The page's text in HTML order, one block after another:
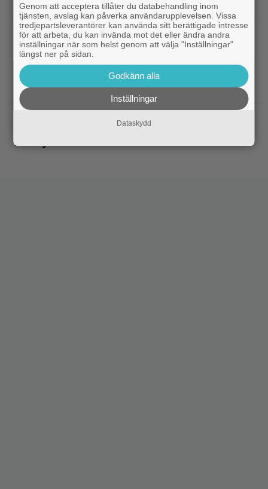
Hussein i ny thrillerserie – se trailern här
Gustaf Skarsgård| Gustaf Skarsgård spelar
demonregissör i internationell skräckthriller
Disney
Disney-chefen försvarar årets
biofloppar: ”Kommer gå bra på streaming”
Sommaren blev just hetare: 2
avsnitt av ny Ryan Murphy-thriller har anlänt till
Disney+
Genom att acceptera tillåter du databehandling inom
tjänsten, avslag kan påverka användarupplevelsen. Vissa
tredjepartsleverantörer kan använda sitt berättigade intresse
för att arbeta, du kan invända mot det eller ändra andra
inställningar när som helst genom att välja "Inställningar"
längst ner på sidan.
Godkänn alla
Inställningar
Dataskydd